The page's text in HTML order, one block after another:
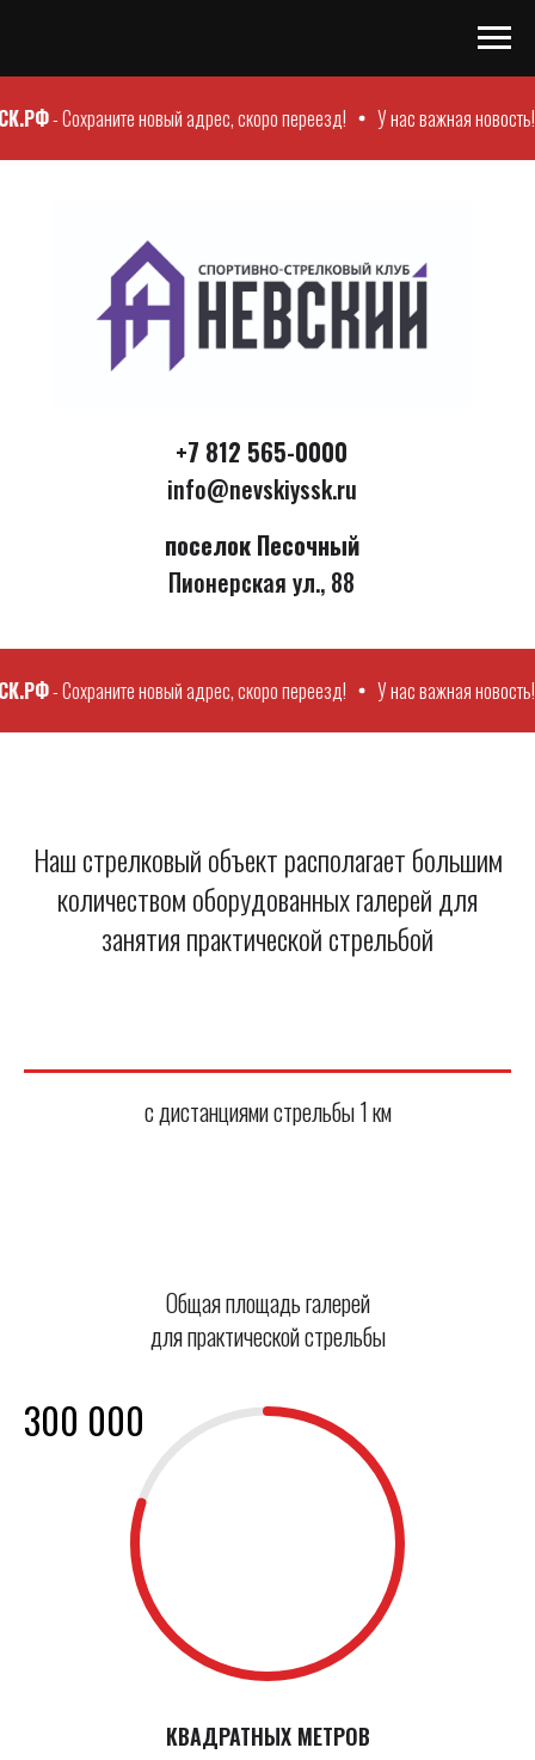
- Сохраните новый адрес, скоро переезд! У нас важная
+7 812 565-0000
info@nevskiyssk.ru
поселок Песочный
Пионерская ул., 88
- Сохраните новый адрес, скоро переезд! У нас важная
Наш стрелковый объект располагает большим
количеством оборудованных галерей для
занятия практической стрельбой
с дистанциями стрельбы 1 км
Общая площадь галерей
для практической стрельбы
300 000
КВАДРАТНЫХ МЕТРОВ